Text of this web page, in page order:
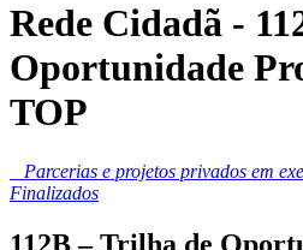
Rede Cidadã -
Oportunidade
TOP
Parcerias e projetos privados em
Finalizados
112B – Trilha de